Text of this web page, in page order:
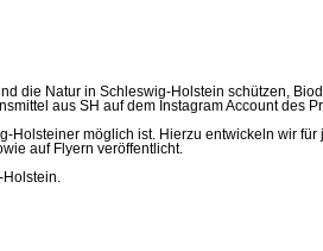
die Natur in Schleswig-Holstein schützen,
aus SH auf dem Instagram Account des
möglich ist. Hierzu entwickeln wir
auf Flyern veröffentlicht.
Holstein.